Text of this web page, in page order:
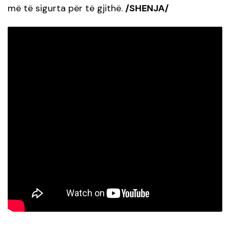
më të sigurta për të gjithë. /SHENJA/